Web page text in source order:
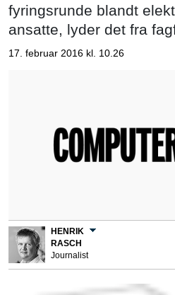
fyringsrunde blandt
ansatte, lyder det fra
17. februar 2016 kl. 10.26
HENRIK
RASCH
Journalist